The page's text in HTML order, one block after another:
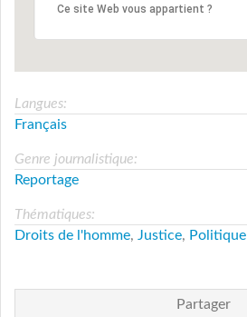
Ce site Web vous appartient ?
Langues:
Français
Genre journalistique:
Reportage
Thématiques:
Droits de l'homme, Justice, Politique
Partager